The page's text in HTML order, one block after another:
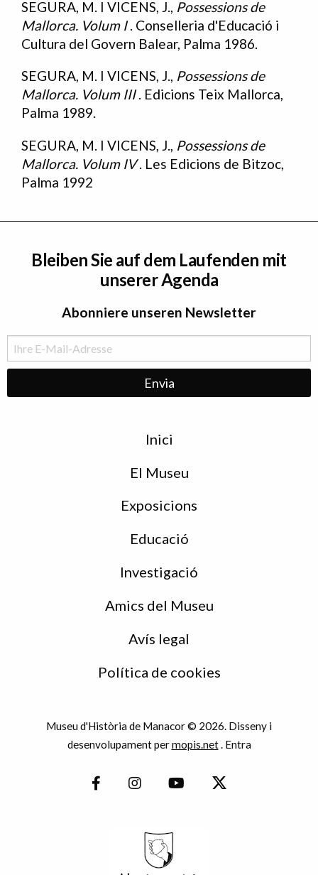
SEGURA, M. I VICENS, J., Possessions de
Mallorca. Volum I. Conselleria d'Educació i
Cultura del Govern Balear, Palma 1986.
SEGURA, M. I VICENS, J., Possessions de
Mallorca. Volum III. Edicions Teix Mallorca,
Palma 1989.
SEGURA, M. I VICENS, J., Possessions de
Mallorca. Volum IV. Les Edicions de Bitzoc,
Palma 1992
Bleiben Sie auf dem Laufenden mit
unserer Agenda
Abonniere unseren Newsletter
Inici
El Museu
Exposicions
Educació
Investigació
Amics del Museu
Avís legal
Política de cookies
Museu d'Història de Manacor © 2026. Disseny i
desenvolupament permopis.net. Entra